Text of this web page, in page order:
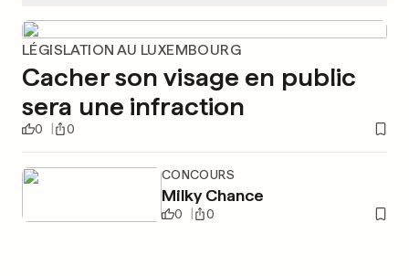
LÉGISLATION AU LUXEMBOURG
Cacher son visage en public
sera une infraction
0 0
CONCOURS
Milky Chance
0 0